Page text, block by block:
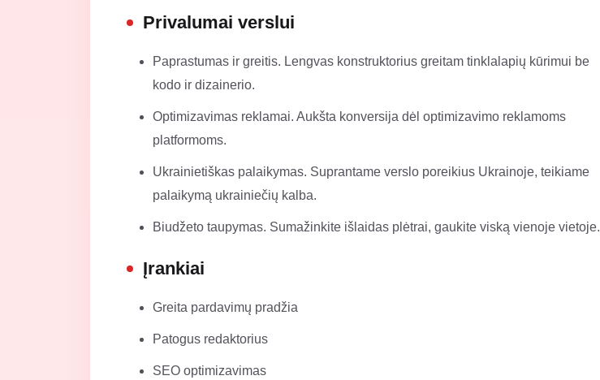
Privalumai verslui
Paprastumas ir greitis. Lengvas konstruktorius greitam tinklalapių kūrimui be
kodo ir dizainerio.
Optimizavimas reklamai. Aukšta konversija dėl optimizavimo reklamoms
platformoms.
Ukrainietiškas palaikymas. Suprantame verslo poreikius Ukrainoje, teikiame
palaikymą ukrainiečių kalba.
Biudžeto taupymas. Sumažinkite išlaidas plėtrai, gaukite viską vienoje vietoje.
Įrankiai
Greita pardavimų pradžia
Patogus redaktorius
SEO optimizavimas